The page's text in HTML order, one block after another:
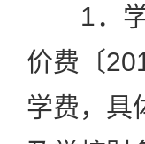
1．学
价费〔
学费，具